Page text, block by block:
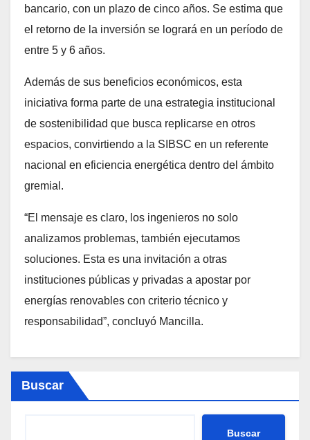
bancario, con un plazo de cinco años. Se estima que
el retorno de la inversión se logrará en un período de
entre 5 y 6 años.
Además de sus beneficios económicos, esta
iniciativa forma parte de una estrategia institucional
de sostenibilidad que busca replicarse en otros
espacios, convirtiendo a la SIBSC en un referente
nacional en eficiencia energética dentro del ámbito
gremial.
“El mensaje es claro, los ingenieros no solo
analizamos problemas, también ejecutamos
soluciones. Esta es una invitación a otras
instituciones públicas y privadas a apostar por
energías renovables con criterio técnico y
responsabilidad”, concluyó Mancilla.
Buscar
Buscar